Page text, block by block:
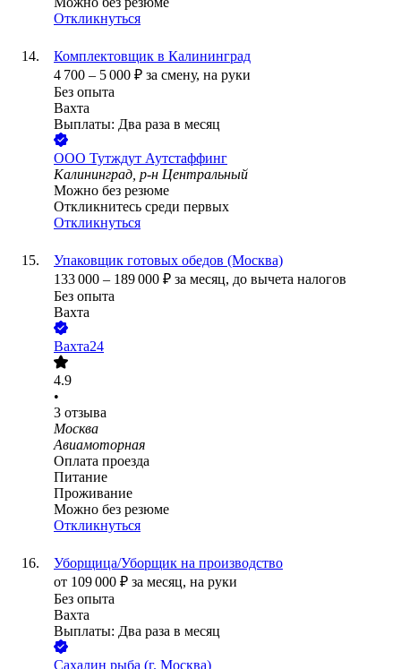
Откликнуться
Комплектовщик в Калининград
4 700 – 5 000 ₽ за смену, на руки
Без опыта
Вахта
Выплаты: Два раза в месяц
ООО Тутждут Аутстаффинг
Калининград, р-н Центральный
Можно без резюме
Откликнитесь среди первых
Откликнуться
Упаковщик готовых обедов (Москва)
133 000 – 189 000 ₽ за месяц, до вычета налогов
Без опыта
Вахта
Вахта24
4.9
•
3 отзыва
Москва
Авиамоторная
Оплата проезда
Питание
Проживание
Можно без резюме
Откликнуться
Уборщица/Уборщик на производство
от 109 000 ₽ за месяц, на руки
Без опыта
Вахта
Выплаты: Два раза в месяц
Сахалин рыба (г. Москва)